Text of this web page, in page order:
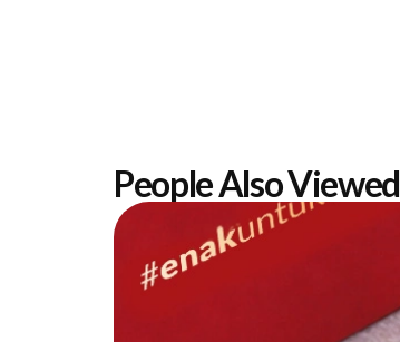
People Also Viewed